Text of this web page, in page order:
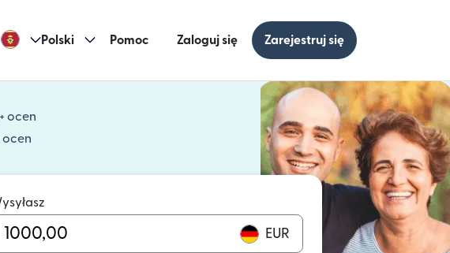
Polski Pomoc Zaloguj się Zarejestruj się
ocen
(otwiera się w nowym oknie)
ocen
(otwiera się w nowym oknie)
EUR